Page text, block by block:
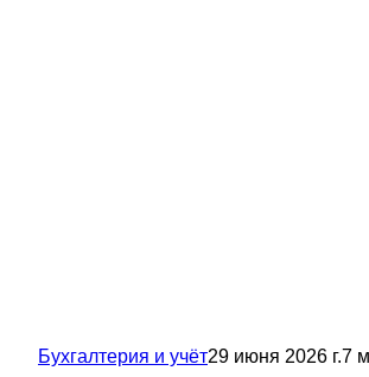
Бухгалтерия и учёт29 июня 2026 г.7